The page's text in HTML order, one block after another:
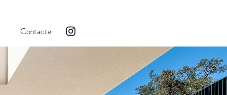
Contacte